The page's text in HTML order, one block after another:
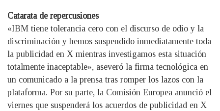
Catarata de repercusiones
«IBM tiene tolerancia cero con el discurso de odio y la
discriminación y hemos suspendido inmediatamente toda
la publicidad en X mientras investigamos esta situación
totalmente inaceptable», aseveró la firma tecnológica en
un comunicado a la prensa tras romper los lazos con la
plataforma. Por su parte, la Comisión Europea anunció el
viernes que suspenderá los acuerdos de publicidad en X